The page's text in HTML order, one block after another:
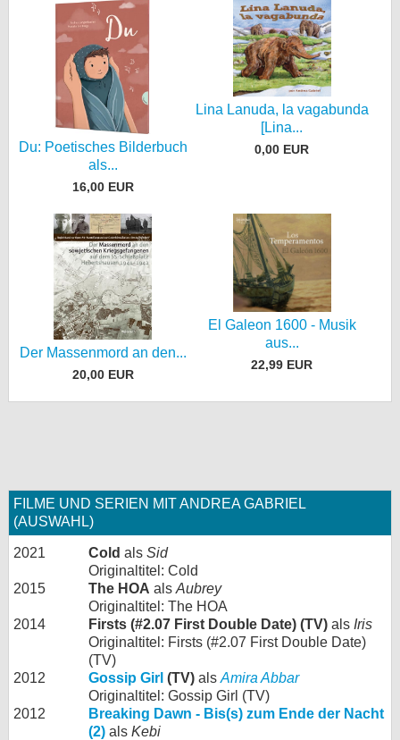
Du: Poetisches Bilderbuch
als...
16,00 EUR
Lina Lanuda, la vagabunda
[Lina...
0,00 EUR
Der Massenmord an den...
20,00 EUR
El Galeon 1600 - Musik
aus...
22,99 EUR
FILME UND SERIEN MIT ANDREA GABRIEL
(AUSWAHL)
2021 Cold als Sid
Originaltitel: Cold
2015
The HOA als Aubrey
Originaltitel: The HOA
2014
Firsts (#2.07 First Double Date) (TV) als Iris
Originaltitel: Firsts (#2.07 First Double Date)
(TV)
2012
Gossip Girl (TV) als Amira Abbar
Originaltitel: Gossip Girl (TV)
2012
Breaking Dawn - Bis(s) zum Ende der Nacht
(2) als Kebi